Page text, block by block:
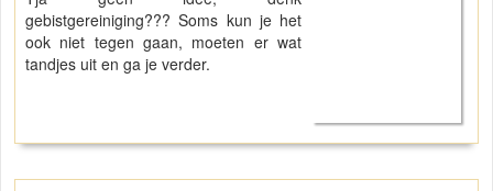
gebistgereiniging??? Soms kun je het
ook niet tegen gaan, moeten er wat
tandjes uit en ga je verder.